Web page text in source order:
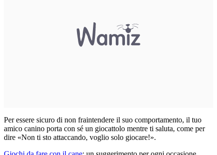
Per essere sicuro di non fraintendere il suo comportamento, il tuo
amico canino porta con sé un giocattolo mentre ti saluta, come per
dire «Non ti sto attaccando, voglio solo giocare!».